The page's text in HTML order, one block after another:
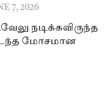
7, 2026
நடிக்கவிருந்த
நடந்த மோசமான